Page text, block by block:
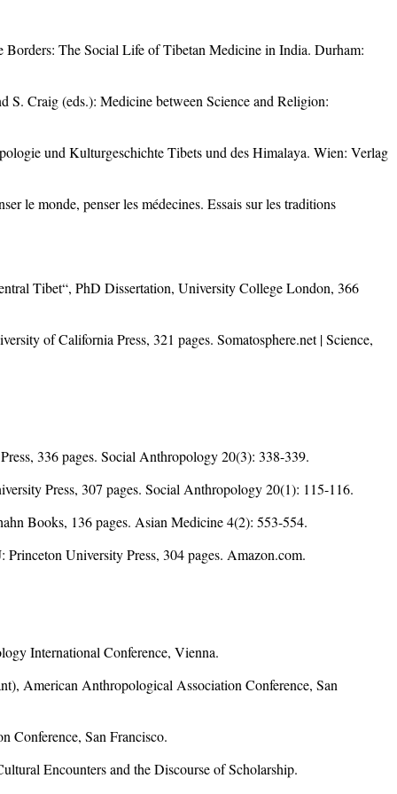
The Social Life of Tibetan Medicine in India. Durham:
S. Craig (eds.): Medicine between Science and Religion:
und Kulturgeschichte Tibets und des Himalaya. Wien: Verlag
le monde, penser les médecines. Essais sur les traditions
Tibet“, PhD Dissertation, University College London, 366
of California Press, 321 pages. Somatosphere.net | Science,
336 pages. Social Anthropology 20(3): 338-339.
Press, 307 pages. Social Anthropology 20(1): 115-116.
Books, 136 pages. Asian Medicine 4(2): 553-554.
University Press, 304 pages. Amazon.com.
International Conference, Vienna.
American Anthropological Association Conference, San
Conference, San Francisco.
Encounters and the Discourse of Scholarship.